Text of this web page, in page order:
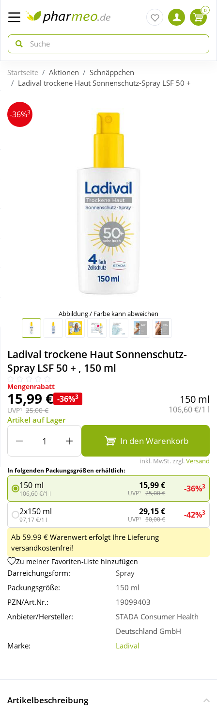
zurück
ÜBERSICHT AKTIONEN
Täglich gut versorgt
zurück
ÜBERSICHT KATEGORIEN
Körperpflege & Kosmetik
Nahrungsergänzung
Sanitätshaus
Sport & Fitness
Wellness
0
Startseite Aktionen
Schnäppchen
Ladival trockene Haut Sonnenschutz-Spray LSF 50 +
-36%3
Abbildung / Farbe kann abweichen
Ladival trockene Haut Sonnenschutz-
Spray LSF 50 + , 150 ml
Mengenrabatt
15,99 € -36%3
UVP¹ 25,00 €
150 ml
Grundpreis:
106,60 €/1 l
Artikel auf Lager
In den Warenkorb
inkl. MwSt. zzgl.Versand
In folgenden Packungsgrößen erhältlich:
150 ml
106,60 €/1 l
15,99 €
UVP¹ 25,00 € -36%3
2x150 ml
97,17 €/1 l
29,15 €
UVP¹ 50,00 € -42%3
Ab 59.99 € Warenwert erfolgt Ihre Lieferung
versandkostenfrei!
Zu meiner Favoriten-Liste hinzufügen
Darreichungsform:
Spray
Packungsgröße:
150 ml
PZN/Art.Nr.:
19099403
Anbieter/Hersteller:
STADA Consumer Health
Deutschland GmbH
Marke:
Ladival
Artikelbeschreibung